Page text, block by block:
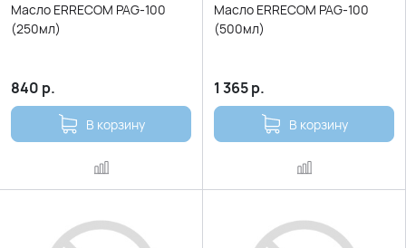
Масло ERRECOM PAG-100
(250мл)
840 р.
В корзину
Масло ERRECOM PAG-100
(500мл)
1 365р.
В корзину